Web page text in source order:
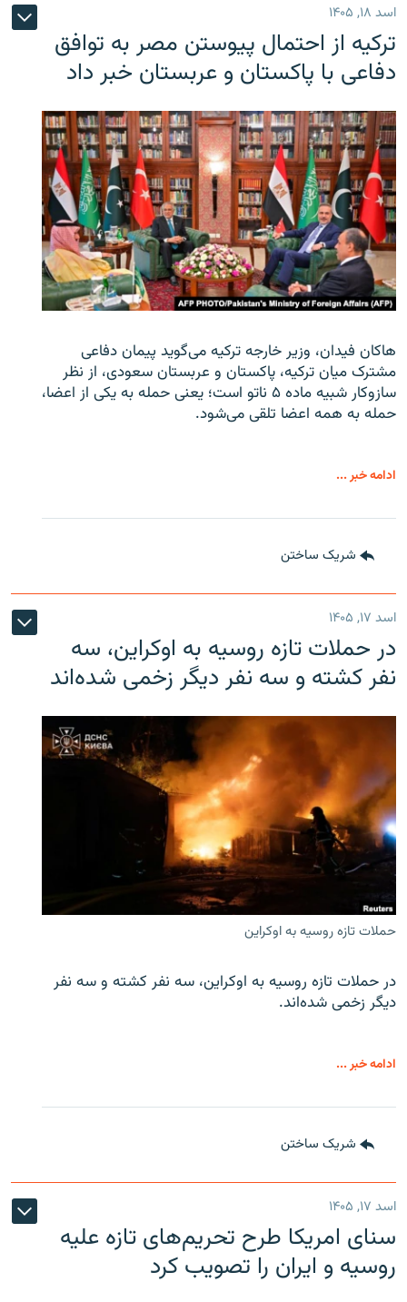
اسد ۱۸, ۱۴۰۵
ترکیه از احتمال پیوستن مصر به توافق
دفاعی با پاکستان و عربستان خبر داد
هاکان فیدان، وزیر خارجه ترکیه می‌گوید پیمان دفاعی
مشترک میان ترکیه، پاکستان و عربستان سعودی، از نظر
سازوکار شبیه ماده ۵ ناتو است؛ یعنی حمله به یکی از اعضا،
حمله به همه اعضا تلقی می‌شود.
ادامه خبر ...
شریک ساختن
اسد ۱۷, ۱۴۰۵
در حملات تازه روسیه به اوکراین، سه
نفر کشته و سه نفر دیگر زخمی شده‌اند
حملات تازه روسیه به اوکراین
در حملات تازه روسیه به اوکراین، سه نفر کشته و سه نفر
دیگر زخمی شده‌اند.
ادامه خبر ...
شریک ساختن
اسد ۱۷, ۱۴۰۵
سنای امریکا طرح تحریم‌های تازه علیه
روسیه و ایران را تصویب کرد